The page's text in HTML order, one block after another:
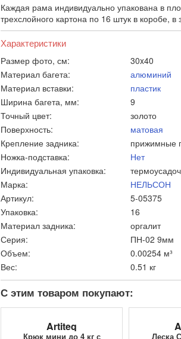
Каждая рама индивидуально упакована в
трехслойного картона по 16 штук в коробе,
Характеристики
Размер фото, см:
30x40
Материал багета:
алюминий
Материал вставки:
пластик
Ширина багета, мм:
9
Точный цвет:
золото
Поверхность:
матовая
Крепление задника:
прижимные
Ножка-подставка:
Нет
Индивидуальная упаковка:
Марка:
НЕЛЬСОН
Артикул:
5-05375
Упаковка:
16
Материал задника:
оргалит
Серия:
ПН-02 9мм
Объем:
0.00254 м³
Вес:
0.51 кг
С этим товаром покупают:
Artiteq
Крюк мини до 4 кг с
Леска